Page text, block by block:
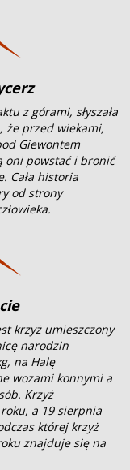
z górami, słyszała
że przed wiekami,
Giewontem
oni powstać i bronić
Cała historia
od strony
krzyż umieszczony
narodzin
na Halę
wozami konnymi a
Krzyż
a 19 sierpnia
której krzyż
znajduje się na